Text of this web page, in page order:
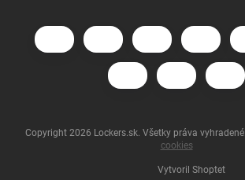
Vytvoril Shoptet
Copyright 2026 Lockers.sk. Všetky práva vyhradené.
cookies